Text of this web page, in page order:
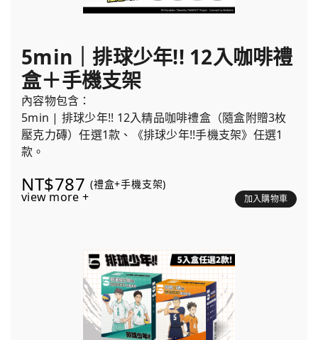
5min｜排球少年!! 12入咖啡禮
盒＋手機支架
內容物包含：
5min | 排球少年!! 12入精品咖啡禮盒（隨盒附贈3枚
壓克力磚）任選1款、《排球少年!!手機支架》任選1
款。
NT$787 (禮盒+手機支架)
view more + 加入購物車